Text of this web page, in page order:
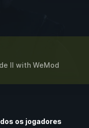
II with WeMod
os jogadores